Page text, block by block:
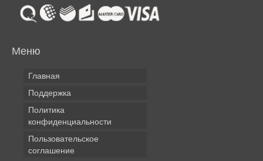
Меню
Главная
Поддержка
Политика
конфиденциальности
Пользовательское
соглашение